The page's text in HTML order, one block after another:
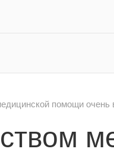
помощи очень